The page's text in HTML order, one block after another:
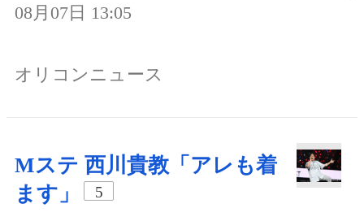
08月07日 13:05
オリコンニュース
Mステ 西川貴教「アレも着
ます」
5